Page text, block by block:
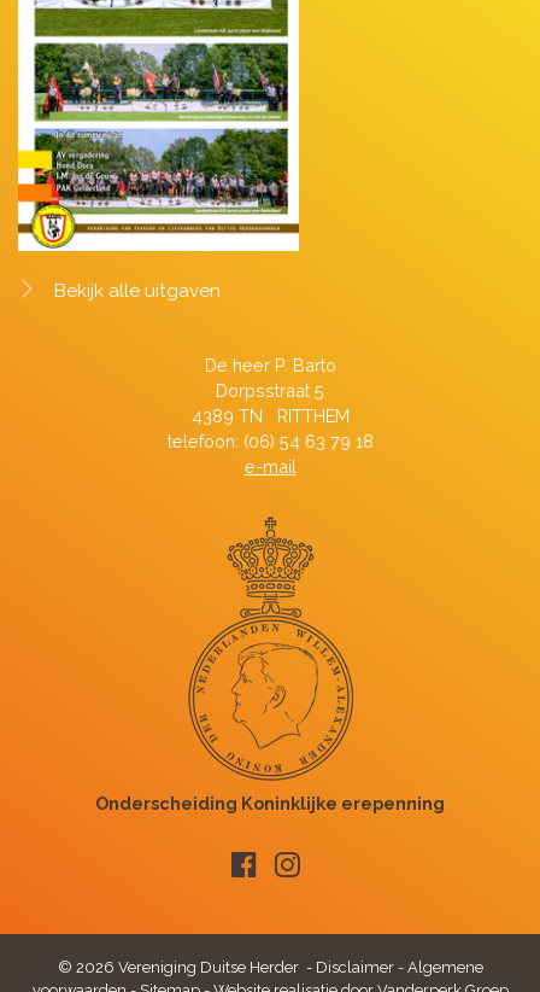
Bekijk alle uitgaven
De heer P. Barto
Dorpsstraat 5
4389 TN RITTHEM
telefoon: (06) 54 63 79 18
e-mail
© 2026 Vereniging Duitse Herder - Disclaimer- Algemene